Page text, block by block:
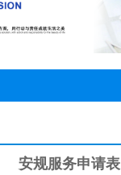
安规服务申请表